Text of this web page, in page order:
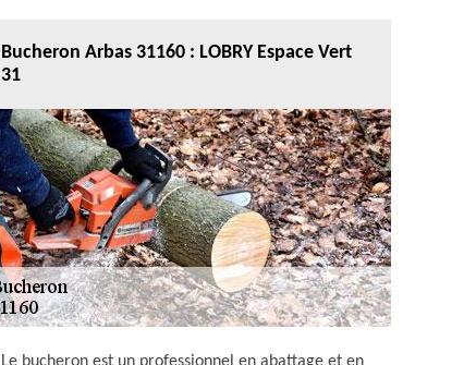
Bucheron Arbas 31160 : LOBRY Espace Vert
31